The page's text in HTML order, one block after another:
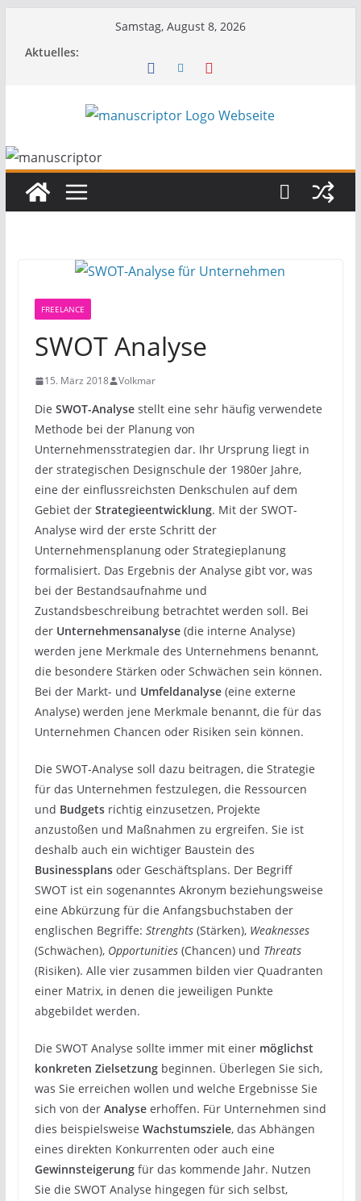
Samstag, August 8, 2026
Aktuelles:
FREELANCE
SWOT Analyse
15. März 2018 Volkmar
Die SWOT-Analysestellt eine sehr häufig verwendete
Methode bei der Planung von
Unternehmensstrategien dar. Ihr Ursprung liegt in
der strategischen Designschule der 1980er Jahre,
eine der einflussreichsten Denkschulen auf dem
Gebiet der Strategieentwicklung. Mit der SWOT-
Analyse wird der erste Schritt der
Unternehmensplanung oder Strategieplanung
formalisiert. Das Ergebnis der Analyse gibt vor, was
bei der Bestandsaufnahme und
Zustandsbeschreibung betrachtet werden soll. Bei
der Unternehmensanalyse(die interne Analyse)
werden jene Merkmale des Unternehmens benannt,
die besondere Stärken oder Schwächen sein können.
Bei der Markt- und Umfeldanalyse(eine externe
Analyse) werden jene Merkmale benannt, die für das
Unternehmen Chancen oder Risiken sein können.
Die SWOT-Analyse soll dazu beitragen, die Strategie
für das Unternehmen festzulegen, die Ressourcen
und Budgetsrichtig einzusetzen, Projekte
anzustoßen und Maßnahmen zu ergreifen. Sie ist
deshalb auch ein wichtiger Baustein des
Businessplansoder Geschäftsplans. Der Begriff
SWOT ist ein sogenanntes Akronym beziehungsweise
eine Abkürzung für die Anfangsbuchstaben der
englischen Begriffe: Strenghts(Stärken), Weaknesses
(Schwächen), Opportunities(Chancen) und Threats
(Risiken). Alle vier zusammen bilden vier Quadranten
einer Matrix, in denen die jeweiligen Punkte
abgebildet werden.
Die SWOT Analyse sollte immer mit einer möglichst
konkreten Zielsetzungbeginnen. Überlegen Sie sich,
was Sie erreichen wollen und welche Ergebnisse Sie
sich von der Analyseerhoffen. Für Unternehmen sind
dies beispielsweise Wachstumsziele, das Abhängen
eines direkten Konkurrenten oder auch eine
Gewinnsteigerungfür das kommende Jahr. Nutzen
Sie die SWOT Analyse hingegen für sich selbst,